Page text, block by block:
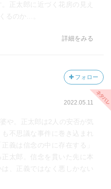
正太郎に近づく花房の見え
るのか…。
詳細をみる
フォロー
2022.05.11
や。正太郎は2人の安否が気
不思議な事件に巻き込まれ
義は信念の中に存在する」
太郎。信念を貫いた先に本
、正義ではなく悪しかない